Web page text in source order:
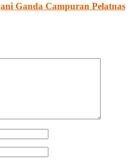
Ganda Campuran Pelatnas